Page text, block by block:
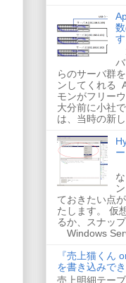
らのサーバ群
ンしてくれる
モンがフリー
大分前に小社
は、当時の新
ておきたい点
たします。 仮
るか、スナッ
Windows
『売上猫くん
を書き込みで
売上明細テー